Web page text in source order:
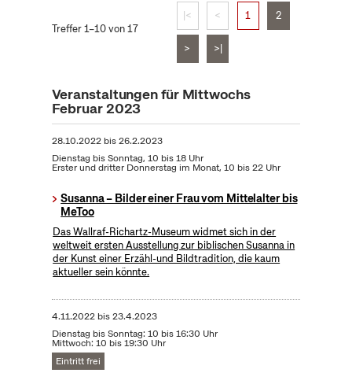
Treffer 1–10 von 17
|< < 1 2
> >|
Veranstaltungen für Mittwochs
Februar 2023
28.10.2022bis26.2.2023
Dienstag bis Sonntag, 10 bis 18 Uhr
Erster und dritter Donnerstag im Monat, 10 bis 22 Uhr
Susanna – Bilder einer Frau vom Mittelalter bis
MeToo
Das Wallraf-Richartz-Museum widmet sich in der
weltweit ersten Ausstellung zur biblischen Susanna in
der Kunst einer Erzähl-und Bildtradition, die kaum
aktueller sein könnte.
4.11.2022bis23.4.2023
Dienstag bis Sonntag: 10 bis 16:30 Uhr
Mittwoch: 10 bis 19:30 Uhr
Eintritt frei